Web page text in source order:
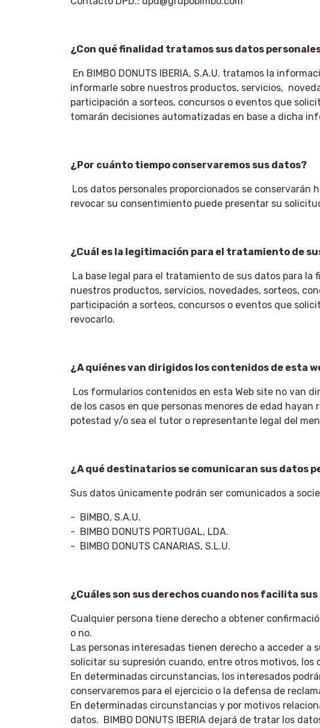
¿Con qué finalidad tratamos sus datos
En BIMBO DONUTS IBERIA, S.A.U. tratamos la
informarle sobre nuestros productos, servicios,
participación a sorteos, concursos o eventos que
tomarán decisiones automatizadas en base a dicha
¿Por cuánto tiempo conservaremos sus datos?
Los datos personales proporcionados se
revocar su consentimiento puede presentar su
¿Cuál es la legitimación para el tratamiento de
La base legal para el tratamiento de sus datos para
nuestros productos, servicios, novedades, sorteos,
participación a sorteos, concursos o eventos que
revocarlo.
¿A quiénes van dirigidos los contenidos de esta
Los formularios contenidos en esta Web site no van
de los casos en que personas menores de edad
potestad y/o sea el tutor o representante legal del
¿A qué destinatarios se comunicaran sus datos
Sus datos únicamente podrán ser comunicados a
- BIMBO, S.A.U.
- BIMBO DONUTS PORTUGAL, LDA.
- BIMBO DONUTS CANARIAS, S.L.U.
¿Cuáles son sus derechos cuando nos facilita
Cualquier persona tiene derecho a obtener
o no.
Las personas interesadas tienen derecho a acceder a
solicitar su supresión cuando, entre otros motivos, los
En determinadas circunstancias, los interesados
conservaremos para el ejercicio o la defensa de
En determinadas circunstancias y por motivos
datos. BIMBO DONUTS IBERIA dejará de tratar los